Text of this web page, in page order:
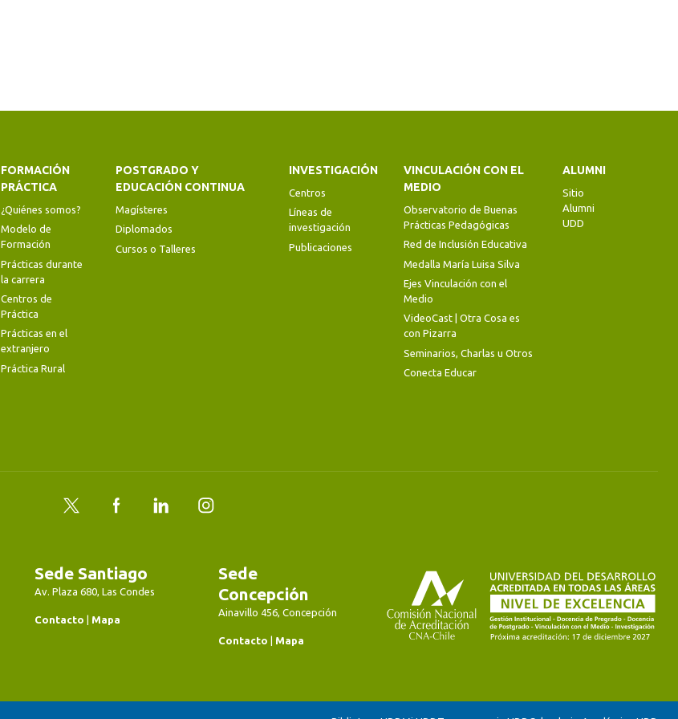
FORMACIÓN
PRÁCTICA
¿Quiénes somos?
Modelo de
Formación
Prácticas durante
la carrera
Centros de
Práctica
Prácticas en el
extranjero
Práctica Rural
POSTGRADO Y
EDUCACIÓN CONTINUA
Magísteres
Diplomados
Cursos o Talleres
INVESTIGACIÓN
Centros
Líneas de
investigación
Publicaciones
VINCULACIÓN CON EL
MEDIO
Observatorio de Buenas
Prácticas Pedagógicas
Red de Inclusión Educativa
Medalla María Luisa Silva
Ejes Vinculación con el
Medio
VideoCast | Otra Cosa es
con Pizarra
Seminarios, Charlas u Otros
Conecta Educar
ALUMNI
Sitio
Alumni
UDD
Twitter FacebookLinkedInInstagram
Sede Santiago
Av. Plaza 680, Las Condes
Contacto | Mapa
Sede
Concepción
Ainavillo 456, Concepción
Contacto | Mapa